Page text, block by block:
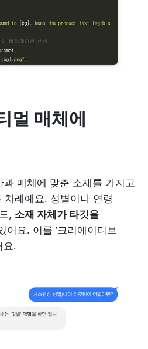
멀 매체에
과 매체에 맞춘 소재를 가지고
례예요. 성별이나 연령
, 소재 자체가 타깃을
어요. 이를 ‘크리에이티브
요.